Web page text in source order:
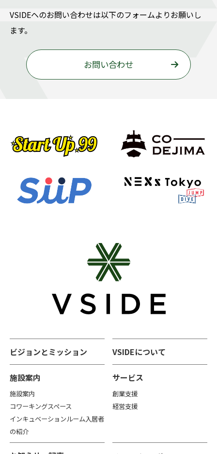
VSIDEヘのお問い合わせは以下のフォームよりお願いし
ます。
お問い合わせ
ビジョンとミッション VSIDEについて
施設案内
施設案内
コワーキングスペース
インキュベーションルーム入居者
の紹介
サービス
創業支援
経営支援